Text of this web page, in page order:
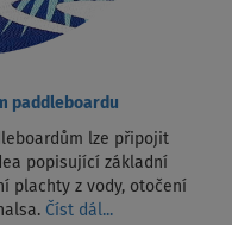
paddleboardu
lze připojit
popisující základní
plachty z vody, otočení
Číst dál...